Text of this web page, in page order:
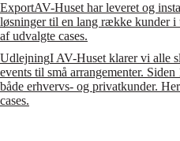
ExportAV-Huset har leveret og
løsninger til en lang række kunder
af udvalgte cases.
UdlejningI AV-Huset klarer vi alle
events til små arrangementer.
både erhvervs- og privatkunder.
cases.